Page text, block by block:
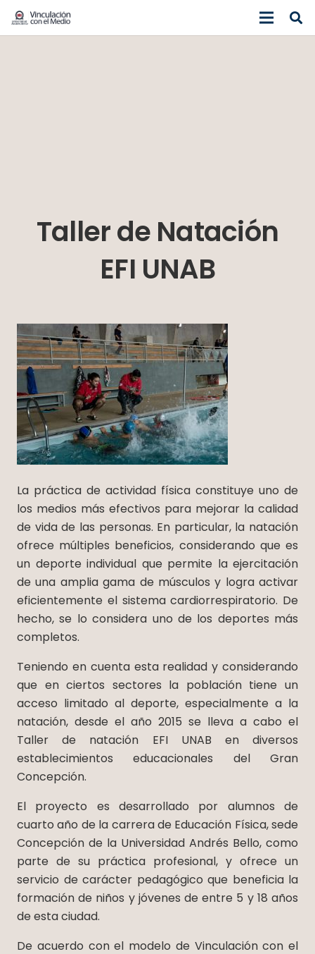
Taller de Natación
EFI UNAB
La práctica de actividad física constituye uno de
los medios más efectivos para mejorar la calidad
de vida de las personas. En particular, la natación
ofrece múltiples beneficios, considerando que es
un deporte individual que permite la ejercitación
de una amplia gama de músculos y logra activar
eficientemente el sistema cardiorrespiratorio. De
hecho, se lo considera uno de los deportes más
completos.
Teniendo en cuenta esta realidad y considerando
que en ciertos sectores la población tiene un
acceso limitado al deporte, especialmente a la
natación, desde el año 2015 se lleva a cabo el
Taller de natación EFI UNAB en diversos
establecimientos educacionales del Gran
Concepción.
El proyecto es desarrollado por alumnos de
cuarto año de la carrera de Educación Física, sede
Concepción de la Universidad Andrés Bello, como
parte de su práctica profesional, y ofrece un
servicio de carácter pedagógico que beneficia la
formación de niños y jóvenes de entre 5 y 18 años
de esta ciudad.
De acuerdo con el modelo de Vinculación con el